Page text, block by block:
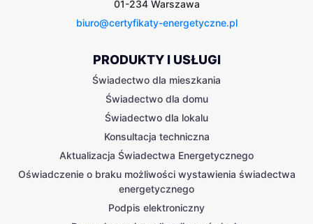
01-234 Warszawa
biuro@certyfikaty-energetyczne.pl
PRODUKTY I USŁUGI
Świadectwo dla mieszkania
Świadectwo dla domu
Świadectwo dla lokalu
Konsultacja techniczna
Aktualizacja Świadectwa Energetycznego
Oświadczenie o braku możliwości wystawienia świadectwa
energetycznego
Podpis elektroniczny